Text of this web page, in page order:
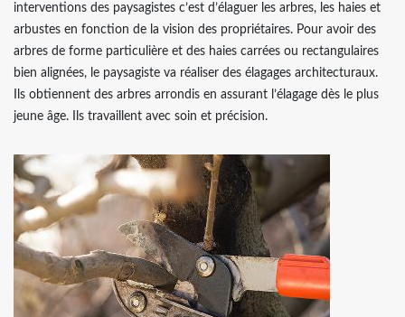
interventions des paysagistes c’est d’élaguer les arbres, les haies et
arbustes en fonction de la vision des propriétaires. Pour avoir des
arbres de forme particulière et des haies carrées ou rectangulaires
bien alignées, le paysagiste va réaliser des élagages architecturaux.
Ils obtiennent des arbres arrondis en assurant l’élagage dès le plus
jeune âge. Ils travaillent avec soin et précision.